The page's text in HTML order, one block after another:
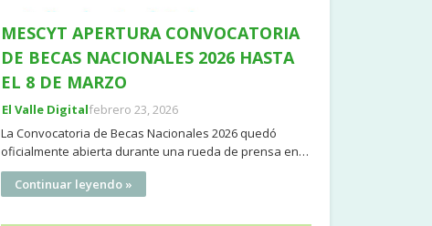
MESCYT APERTURA CONVOCATORIA
DE BECAS NACIONALES 2026 HASTA
EL 8 DE MARZO
El Valle Digitalfebrero 23, 2026
La Convocatoria de Becas Nacionales 2026 quedó
oficialmente abierta durante una rueda de prensa en…
Continuar leyendo »